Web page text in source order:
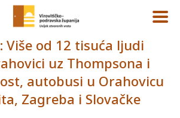
Više od 12 tisuća ljudi
uz Thompsona i
autobusi u Orahovicu
Zagreba i Slovačke